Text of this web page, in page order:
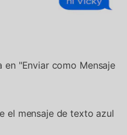
"Enviar como Mensaje
el mensaje de texto azul